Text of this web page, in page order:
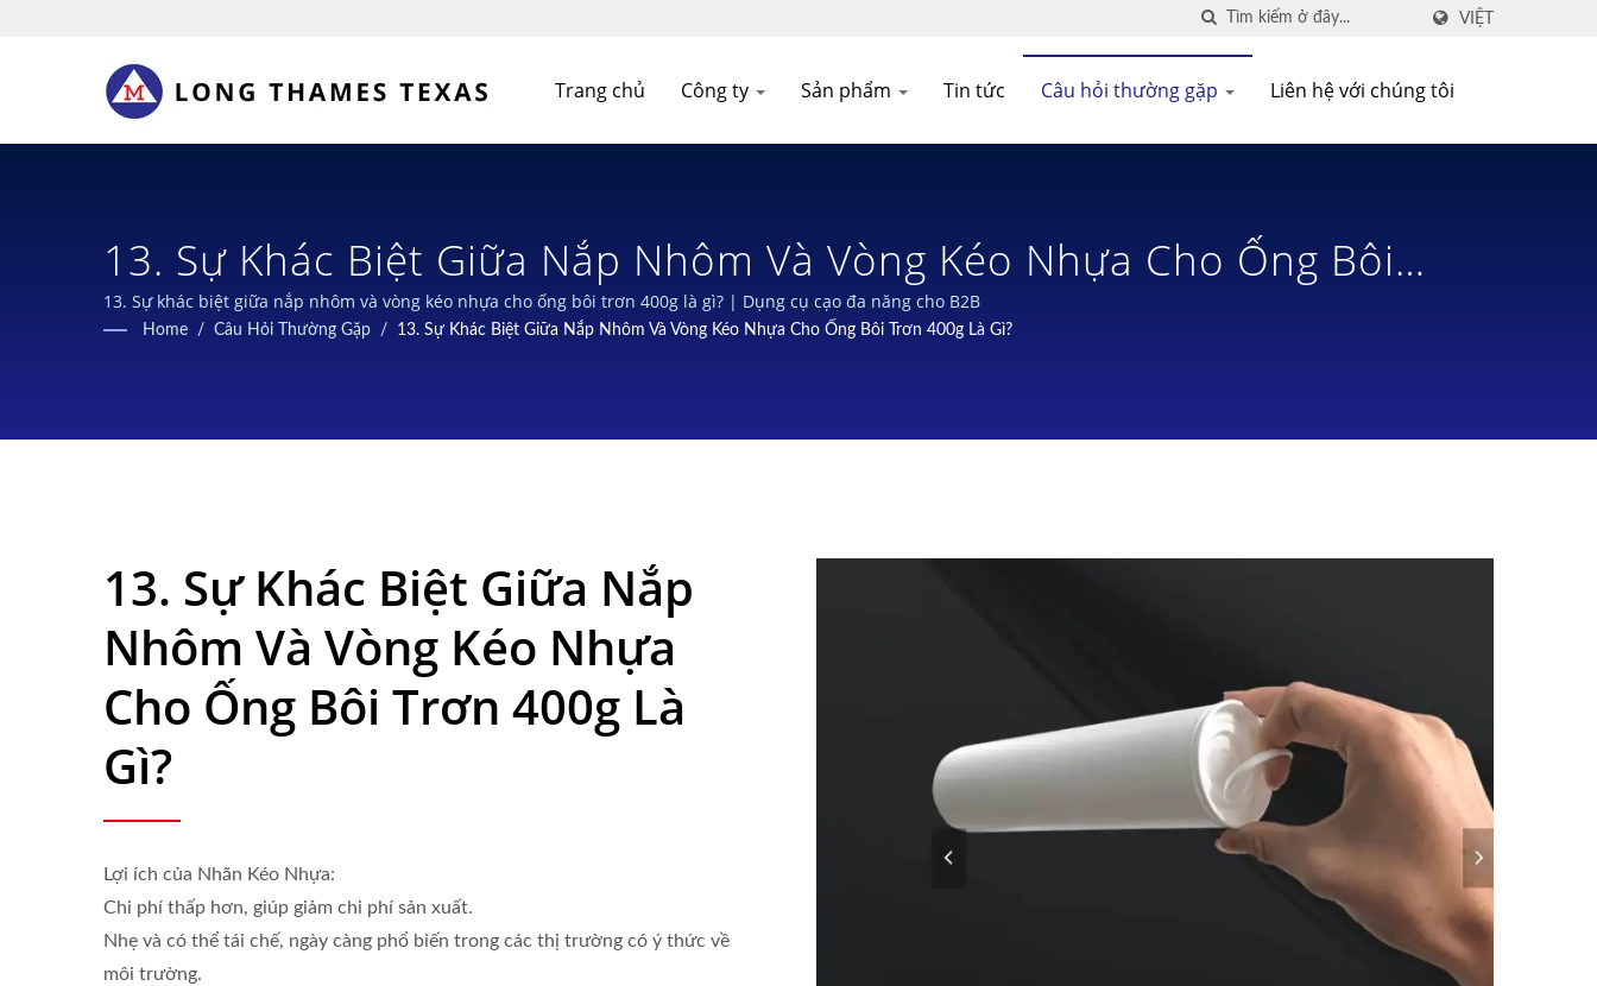
VIỆT
Trang chủ Công ty Sản phẩm Tin tức Câu hỏi thường gặp Liên hệ với chúng tôi
13. Sự Khác Biệt Giữa Nắp Nhôm Và Vòng Kéo Nhựa Cho Ống Bôi
Trơn 400g Là Gì? | Nắp Đậy An Toàn Và Bền Vững Cho Chai Hóa Chất:
13. Sự khác biệt giữa nắp nhôm và vòng kéo nhựa cho ống bôi trơn 400g là gì? | Dụng cụ cạo đa năng cho B2B
Home / Câu Hỏi Thường Gặp / 13. Sự Khác Biệt Giữa Nắp Nhôm Và Vòng Kéo Nhựa Cho Ống Bôi Trơn 400g Là Gì?
13. Sự Khác Biệt Giữa Nắp
Nhôm Và Vòng Kéo Nhựa
Cho Ống Bôi Trơn 400g Là
Gì?
Lợi ích của Nhãn Kéo Nhựa:
Chi phí thấp hơn, giúp giảm chi phí sản xuất.
Nhẹ và có thể tái chế, ngày càng phổ biến trong các thị trường có ý thức về
môi trường.